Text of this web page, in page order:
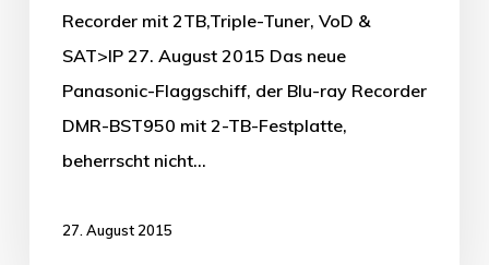
Recorder mit 2TB,Triple-Tuner, VoD &
SAT>IP 27. August 2015 Das neue
Panasonic-Flaggschiff, der Blu-ray Recorder
DMR-BST950 mit 2-TB-Festplatte,
beherrscht nicht…
27. August 2015